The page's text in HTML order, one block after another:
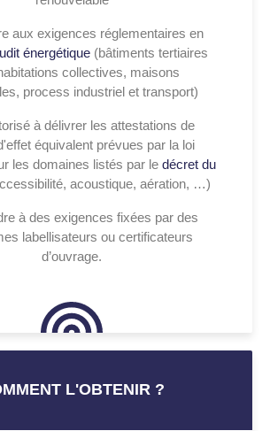
aux exigences réglementaires en
énergétique (bâtiments tertiaires
collectives, maisons
process industriel et transport)
à délivrer les attestations de
équivalent prévues par la loi
les domaines listés par le décret du
acoustique, aération, …)
à des exigences fixées par des
labellisateurs ou certificateurs
d’ouvrage.
L'OBTENIR ?